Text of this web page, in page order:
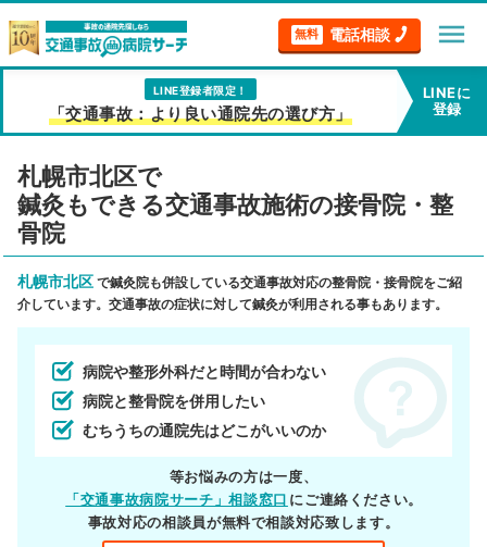
無料 電話相談 menu
LINE登録者限定！
「交通事故：より良い通院先の選び方」
LINEに
登録
札幌市北区で
鍼灸もできる交通事故施術の接骨院・整
骨院
札幌市北区 で鍼灸院も併設している交通事故対応の整骨院・接骨院をご紹
介しています。交通事故の症状に対して鍼灸が利用される事もあります。
病院や整形外科だと時間が合わない
病院と整骨院を併用したい
むちうちの通院先はどこがいいのか
等お悩みの方は一度、
「交通事故病院サーチ」相談窓口 にご連絡ください。
事故対応の相談員が無料で相談対応致します。